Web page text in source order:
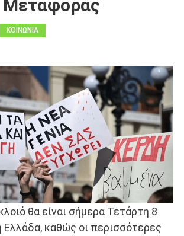
ΚΟΙΝΩΝΙΑ
θα είναι σήμερα Τετάρτη 8
Ελλάδα, καθώς οι περισσότερες